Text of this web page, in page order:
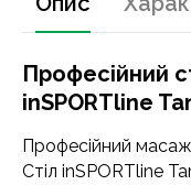
Професійний
inSPORTline
Професійний
Стіл inSPORTline